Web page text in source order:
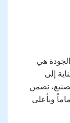
هي
إلى
نضمن
وبأعلى